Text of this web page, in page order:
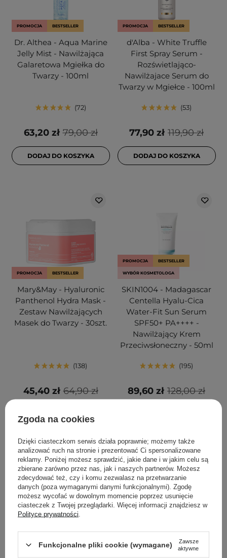
PROMOCJA BESTSELLER
Dr. Althea - Aqua Marine
Jelly Mist - Nawilżająca
Galaretowa Mgiełka do
Twarzy - 100ml
72
79,00 zł
63,20 zł
DODAJ DO KOSZYKA
PROMOCJA BESTSELLER
d'Alba - White Truffle
First Spray Serum -
Rozświetlająco-
Nawilżajace Serum do
Twarzy w Mgiełce - 100ml
53
119,90 zł
77,90 zł
DODAJ DO KOSZYKA
PROMOCJA BESTSELLER
Mary&May - Hyaluronic
Panthenol Hydra Mask -
Zestaw Nawilżających
Masek do Twarzy - 30szt.
138
64,90 zł
45,40 zł
DODAJ DO KOSZYKA
PROMOCJA BESTSELLER
WYBÓR KOSMETOLOGA
SKIN1004 - Madagascar
Centella Hyalu-Cica
Water-Fit Sun Serum
SPF50+ PA++++ -
Nawilżający Krem
Przeciwsłoneczny - 50ml
195
128,00 zł
89,60 zł
PROMOCJA
Aestura - Atobarrier 365
Anua - Heartleaf
Zgoda na cookies
Dzięki ciasteczkom serwis działa poprawnie; możemy także
analizować ruch na stronie i prezentować Ci spersonalizowane
reklamy. Poniżej możesz sprawdzić, jakie dane i w jakim celu są
zbierane zarówno przez nas, jak i naszych partnerów. Możesz
zdecydować też, czy i komu zezwalasz na przetwarzanie
danych (poza wymaganymi danymi funkcjonalnymi). Zgodę
możesz wycofać w dowolnym momencie poprzez usunięcie
ciasteczek z Twojej przeglądarki. Więcej informacji znajdziesz w
Polityce prywatności
Funkcjonalne pliki cookie (wymagane)
Zawsze
aktywne